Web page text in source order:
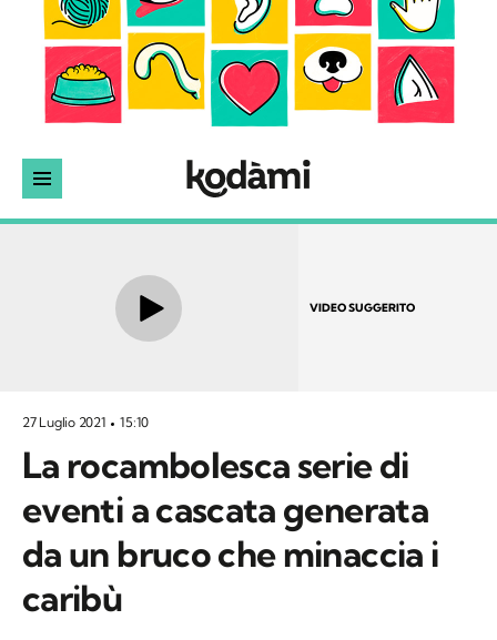
VIDEO SUGGERITO
27 Luglio 2021 15:10
La rocambolesca serie di
eventi a cascata generata
da un bruco che minaccia i
caribù